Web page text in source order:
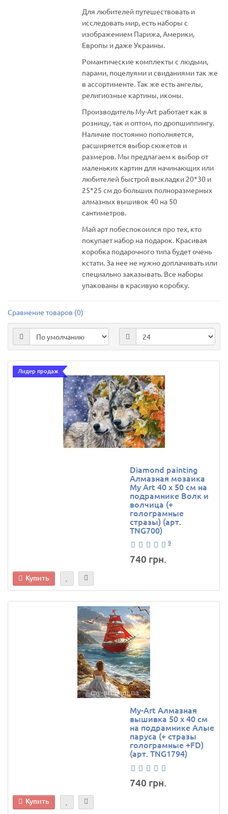
Для любителей путешествовать и
исследовать мир, есть наборы с
изображением Парижа, Америки,
Европы и даже Украины.
Романтические комплекты с людьми,
парами, поцелуями и свиданиями так же
в ассортименте. Так же есть ангелы,
религиозные картины, иконы.
Производитель My-Art работает как в
розницу, так и оптом, по дропшиппингу.
Наличие постоянно пополняется,
расширяется выбор сюжетов и
размеров. Мы предлагаем к выбор от
маленьких картин для начинающих или
любителей быстрой выкладки 20*30 и
25*25 см до больших полноразмерных
алмазных вышивок 40 на 50
сантиметров.
Май арт побеспокоился про тех, кто
покупает набор на подарок. Красивая
коробка подарочного типа будет очень
кстати. За нее не нужно доплачивать или
специально заказывать. Все наборы
упакованы в красивую коробку.
Сравнение товаров (0)
Лидер продаж
Diamond painting
Алмазная мозаика
My Art 40 х 50 см на
подрамнике Волк и
волчица (+
голограмные
стразы) (арт.
TNG700)
9
740 грн.
Купить
My-Art Алмазная
вышивка 50 х 40 см
на подрамнике Алые
паруса (+ стразы
голограмные +FD)
(арт. TNG1794)
740 грн.
Купить